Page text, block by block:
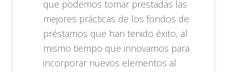
que podemos tomar prestadas las
mejores prácticas de los fondos de
préstamos que han tenido éxito, al
mismo tiempo que innovamos para
incorporar nuevos elementos al